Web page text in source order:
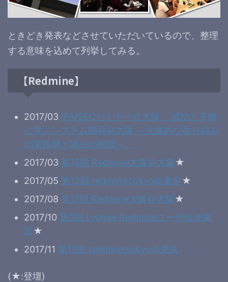
ときどき発表などさせていただいているので、整理
する意味を込めて列挙してみる。
【Redmine】
2017/03 IPA/SECセミナー＠大阪 「成功と失敗
に学ぶシステム開発＠大阪 ～先進的な取り組み
の実践例と過去の教訓～」
2017/03 第16回 Redmine大阪＠大阪 ★
2017/05 第12回 redmine.tokyo＠東京★
2017/08 第17回 Redmine大阪＠大阪 ★
2017/10 第2回 Lychee Redmineユーザ会＠東
京★
2017/11 第13回 redmine.tokyo＠東京
(★:登壇)